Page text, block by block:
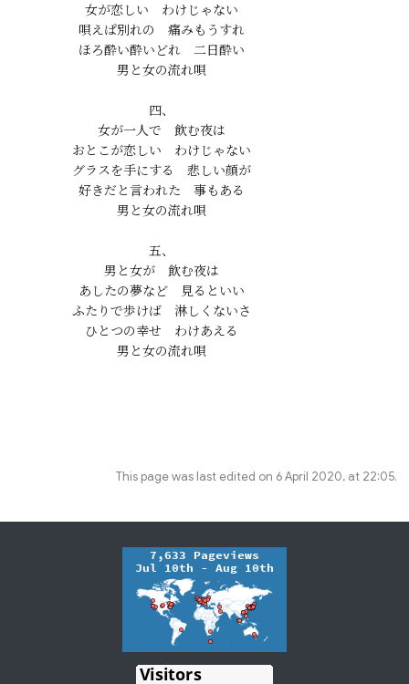
女が恋しい　わけじゃない
唄えぱ別れの　痛みもうすれ
ほろ酔い酔いどれ　二日酔い
男と女の流れ唄
四、
女が一人で　飲む夜は
おとこが恋しい　わけじゃない
グラスを手にする　悲しい顔が
好きだと言われた　事もある
男と女の流れ唄
五、
男と女が　飲む夜は
あしたの夢など　見るといい
ふたりで歩けば　淋しくないさ
ひとつの幸せ　わけあえる
This page was last edited on 6 April 2020, at 22:05.